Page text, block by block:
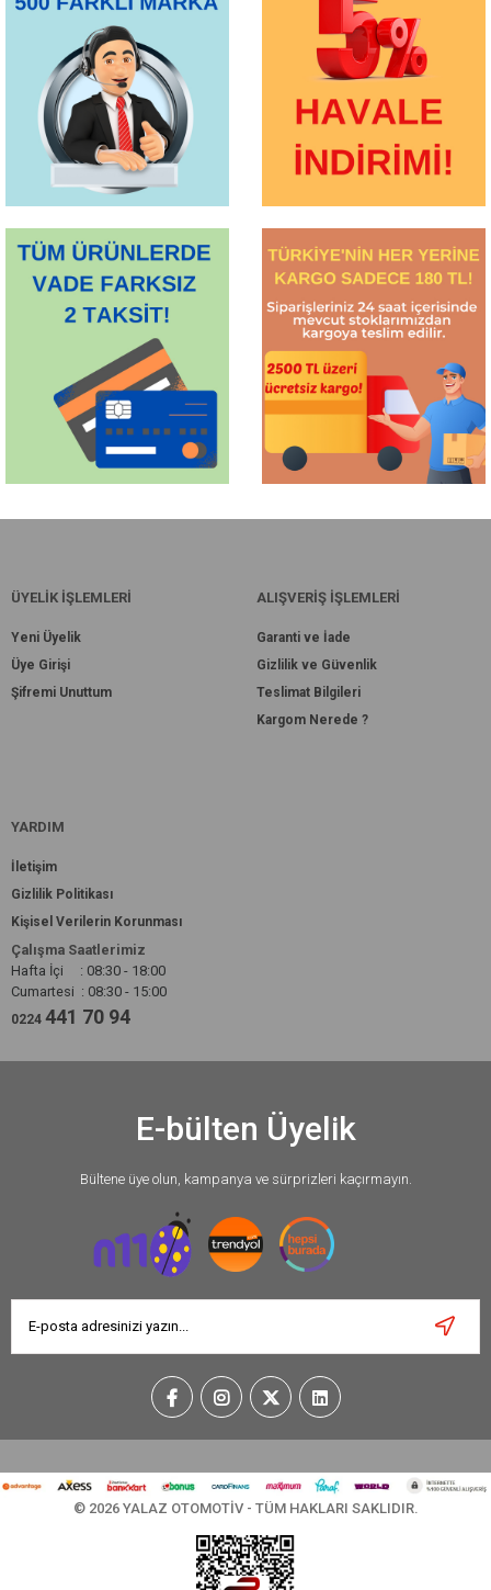
ÜYELİK İŞLEMLERİ
Yeni Üyelik
Üye Girişi
Şifremi Unuttum
ALIŞVERİŞ İŞLEMLERİ
Garanti ve İade
Gizlilik ve Güvenlik
Teslimat Bilgileri
Kargom Nerede ?
YARDIM
İletişim
Gizlilik Politikası
Kişisel Verilerin Korunması
Çalışma Saatlerimiz
Hafta İçi : 08:30 - 18:00
Cumartesi : 08:30 - 15:00
0224 441 70 94
E-bülten Üyelik
Bültene üye olun, kampanya ve sürprizleri kaçırmayın.
© 2026 YALAZ OTOMOTİV - TÜM HAKLARI SAKLIDIR.